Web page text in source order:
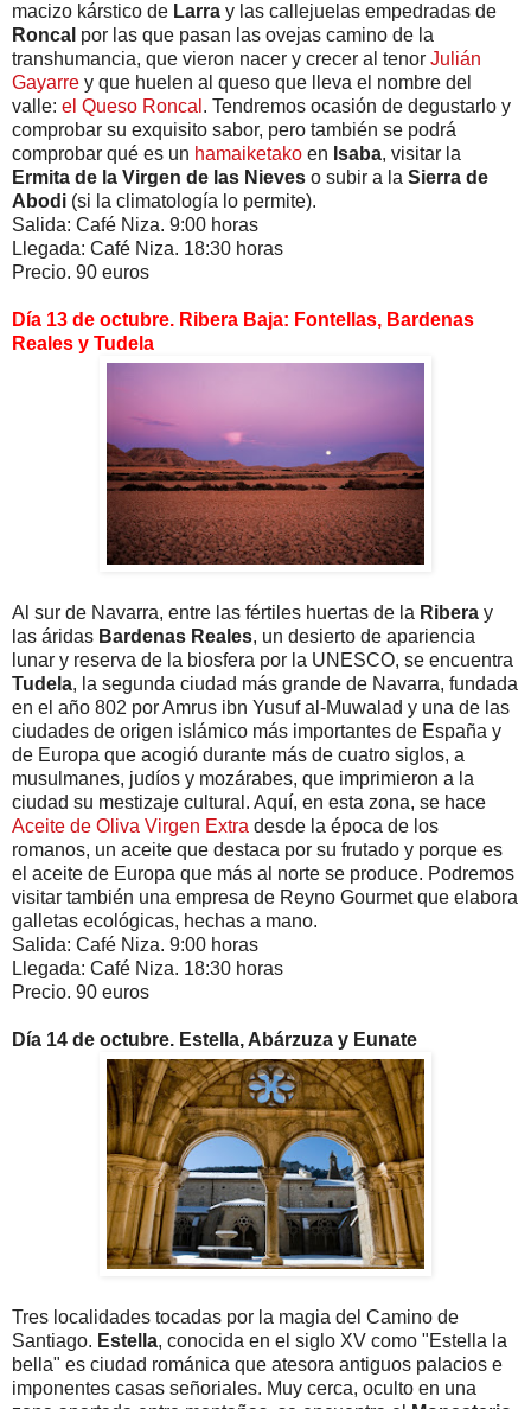
macizo kárstico de Larra y las callejuelas empedradas de
Roncal por las que pasan las ovejas camino de la
transhumancia, que vieron nacer y crecer al tenor Julián
Gayarre y que huelen al queso que lleva el nombre del
valle: el Queso Roncal . Tendremos ocasión de degustarlo y
comprobar su exquisito sabor, pero también se podrá
comprobar qué es un hamaiketako en Isaba, visitar la
Ermita de la Virgen de las Nieves o subir a la Sierra de
Abodi (si la climatología lo permite).
Salida: Café Niza. 9:00 horas
Llegada: Café Niza. 18:30 horas
Precio. 90 euros
Día 13 de octubre. Ribera Baja: Fontellas, Bardenas
Reales y Tudela
Al sur de Navarra, entre las fértiles huertas de la Ribera y
las áridas Bardenas Reales, un desierto de apariencia
lunar y reserva de la biosfera por la UNESCO, se encuentra
Tudela, la segunda ciudad más grande de Navarra, fundada
en el año 802 por Amrus ibn Yusuf al-Muwalad y una de las
ciudades de origen islámico más importantes de España y
de Europa que acogió durante más de cuatro siglos, a
musulmanes, judíos y mozárabes, que imprimieron a la
ciudad su mestizaje cultural. Aquí, en esta zona, se hace
Aceite de Oliva Virgen Extra desde la época de los
romanos, un aceite que destaca por su frutado y porque es
el aceite de Europa que más al norte se produce. Podremos
visitar también una empresa de Reyno Gourmet que elabora
galletas ecológicas, hechas a mano.
Salida: Café Niza. 9:00 horas
Llegada: Café Niza. 18:30 horas
Precio. 90 euros
Día 14 de octubre. Estella, Abárzuza y Eunate
Tres localidades tocadas por la magia del Camino de
Santiago. Estella, conocida en el siglo XV como "Estella la
bella" es ciudad románica que atesora antiguos palacios e
imponentes casas señoriales. Muy cerca, oculto en una